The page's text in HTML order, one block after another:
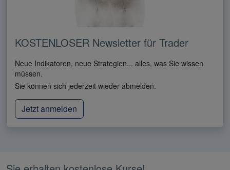
KOSTENLOSER Newsletter für Trader
Neue Indikatoren, neue Strategien... alles, was Sie wissen
müssen.
Sie können sich jederzeit wieder abmelden.
Jetzt anmelden